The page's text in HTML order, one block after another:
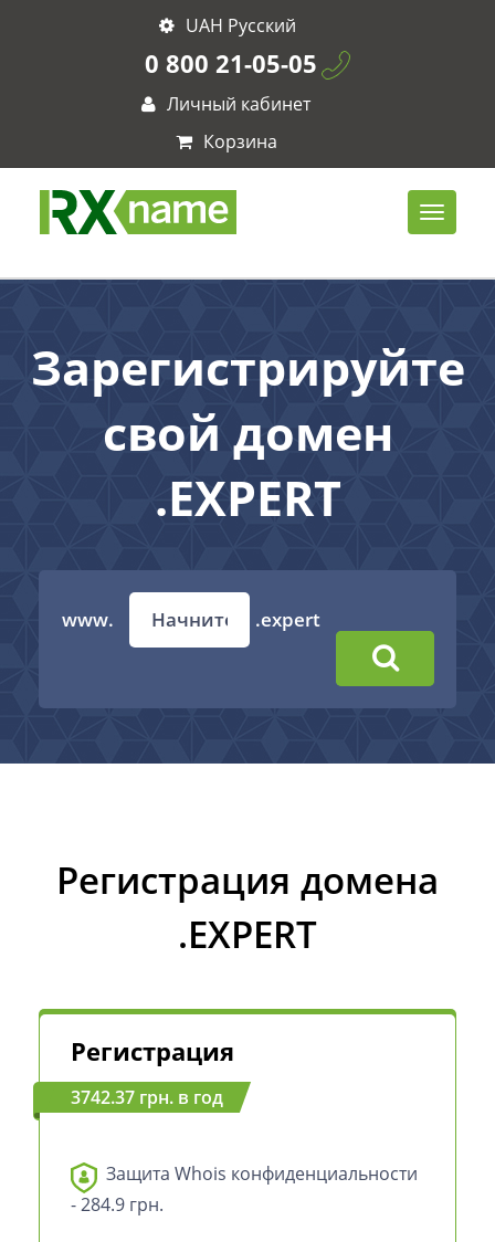
UAH Русский
0 800 21-05-05
Личный кабинет
Корзина
Зарегистрируйте
свой домен
.EXPERT
www. .expert
Регистрация домена
.EXPERT
Регистрация
3742.37 грн. в год
Защита Whois конфиденциальности
- 284.9 грн.